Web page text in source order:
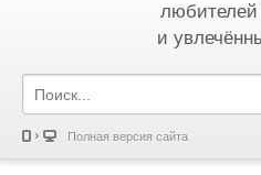
любителей
и
Полная версия сайта